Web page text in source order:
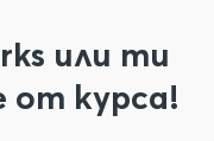
или ти
курса!